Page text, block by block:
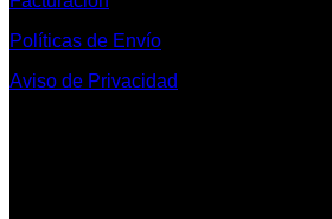
Políticas de Envío
Aviso de Privacidad